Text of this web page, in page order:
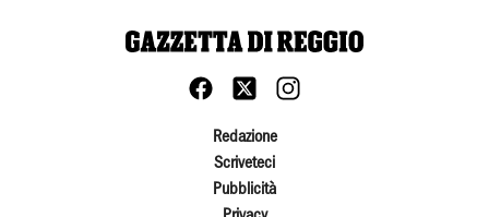
Redazione
Scriveteci
Pubblicità